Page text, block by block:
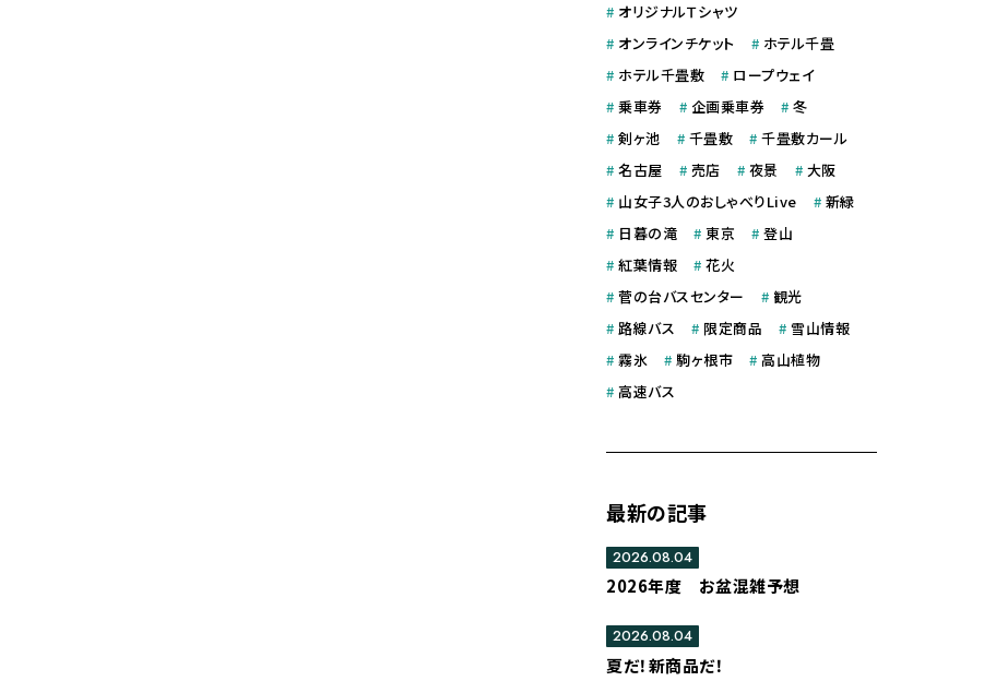
# オリジナルＴシャツ
# オンラインチケット # ホテル千畳
# ホテル千畳敷 # ロープウェイ
# 乗車券 # 企画乗車券 # 冬
# 剣ヶ池 # 千畳敷 # 千畳敷カール
# 名古屋 # 売店 # 夜景 # 大阪
# 山女子3人のおしゃべりLive # 新緑
# 日暮の滝 # 東京 # 登山
# 紅葉情報 # 花火
# 菅の台バスセンター # 観光
# 路線バス # 限定商品 # 雪山情報
# 霧氷 # 駒ヶ根市 # 高山植物
# 高速バス
最新の記事
2026年度 お盆混雑予想
2026.08.04
夏だ！新商品だ！
2026.08.04